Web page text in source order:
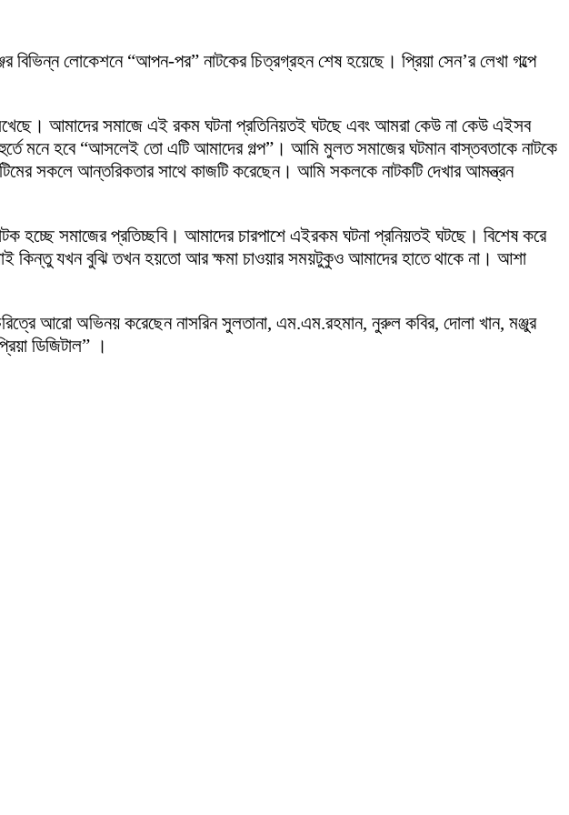
বিভিন্ন লোকেশনে “আপন-পর” নাটকের চিত্রগ্রহন শেষ হয়েছে। প্রিয়া সেন’র লেখা গল্পে
লিখেছে। আমাদের সমাজে এই রকম ঘটনা প্রতিনিয়তই ঘটছে এবং আমরা কেউ না কেউ এইসব
মনে হবে “আসলেই তো এটি আমাদের গল্প”। আমি মুলত সমাজের ঘটমান বাস্তবতাকে নাটকে
টিমের সকলে আন্তরিকতার সাথে কাজটি করেছেন। আমি সকলকে নাটকটি দেখার আমন্ত্রন
হচ্ছে সমাজের প্রতিচ্ছবি। আমাদের চারপাশে এইরকম ঘটনা প্রনিয়তই ঘটছে। বিশেষ করে
কিন্তু যখন বুঝি তখন হয়তো আর ক্ষমা চাওয়ার সময়টুকুও আমাদের হাতে থাকে না। আশা
আরো অভিনয় করেছেন নাসরিন সুলতানা, এম.এম.রহমান, নুরুল কবির, দোলা খান, মঞ্জুর
ডিজিটাল” ।